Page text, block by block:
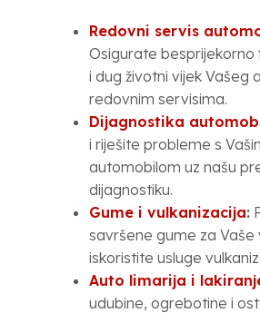
Redovni servis
Osigurate besprijekorno
i dug životni vijek Vašeg
redovnim servisima.
Dijagnostika
i riješite probleme s
automobilom uz našu
dijagnostiku.
Gume i vulkanizacija:
savršene gume za Vaše
iskoristite usluge
Auto limarija i
udubine, ogrebotine i